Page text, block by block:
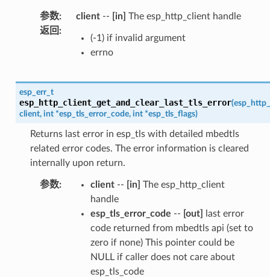
参数: client-- [in] The esp_http_client handle
返回 :
(-1) if invalid argument
errno
esp_err_t
esp_http_client_get_and_clear_last_tls_error(
client, int *esp_tls_error_code, int *esp_tls_flags)
Returns last error in esp_tls with detailed mbedtls
related error codes. The error information is cleared
internally upon return.
参数: client-- [in] The esp_http_client
handle
esp_tls_error_code -- [out]
last error
code returned from mbedtls api (set to
zero if none) This pointer could be
NULL if caller does not care about
esp_tls_code